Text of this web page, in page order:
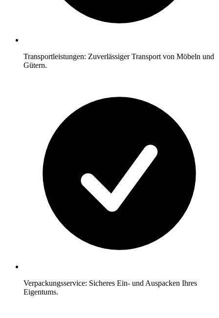
Transportleistungen: Zuverlässiger Transport von Möbeln und
Gütern.
Verpackungsservice: Sicheres Ein- und Auspacken Ihres
Eigentums.